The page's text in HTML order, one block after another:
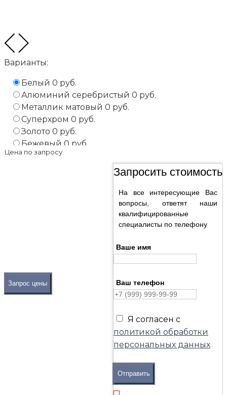
Варианты:
Белый 0 руб.
Алюминий серебристый 0 руб.
Металлик матовый 0 руб.
Суперхром 0 руб.
Золото 0 руб.
Бежевый 0 руб.
Черный0 руб.
Цена по запросу
Запрос цены
Запросить стоимость
На все интересующие Вас
вопросы, ответят наши
квалифицированные
специалисты по телефону
Ваше имя
Ваш телефон
Я согласен с
политикой обработки
персональных данных
Отправить